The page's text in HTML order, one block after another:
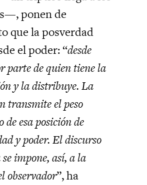
ponen de
que la posverdad
el poder: “desde
parte de quien tiene la
y la distribuye. La
transmite el peso
de esa posición de
y poder. El discurso
impone, así, a la
observador”, ha